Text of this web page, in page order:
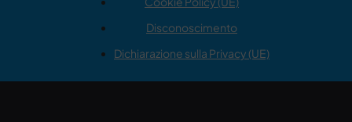
Disconoscimento
Dichiarazione sulla Privacy (UE)